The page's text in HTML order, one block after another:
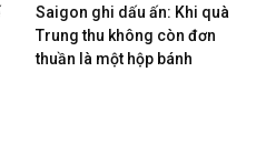
Saigon ghi dấu ấn: Khi quà
Trung thu không còn đơn
thuần là một hộp bánh